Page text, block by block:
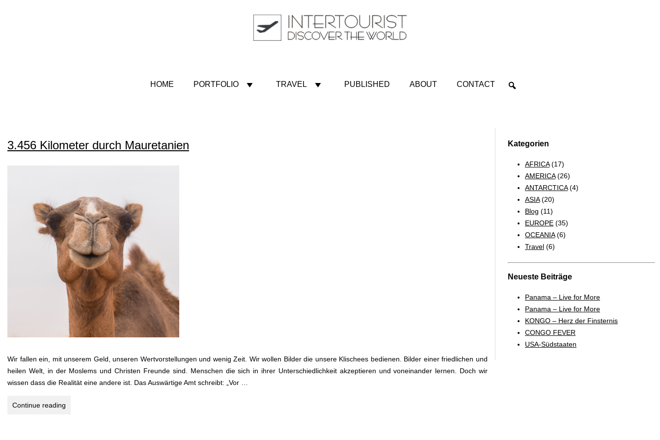
HOME PORTFOLIO TRAVEL PUBLISHED ABOUT CONTACT
3.456 Kilometer durch Mauretanien
Wir fallen ein, mit unserem Geld, unseren Wertvorstellungen und wenig Zeit. Wir wollen Bilder die unsere Klischees bedienen. Bilder einer friedlichen und
heilen Welt, in der Moslems und Christen Freunde sind. Menschen die sich in ihrer Unterschiedlichkeit akzeptieren und voneinander lernen. Doch wir
wissen dass die Realität eine andere ist. Das Auswärtige Amt schreibt: „Vor …
Continue reading
Kategorien
AFRICA(17)
AMERICA(26)
ANTARCTICA(4)
ASIA(20)
Blog (11)
EUROPE (35)
OCEANIA(6)
Travel (6)
Neueste Beiträge
Panama – Live for More
Panama – Live for More
KONGO – Herz der Finsternis
CONGO FEVER
USA-Südstaaten